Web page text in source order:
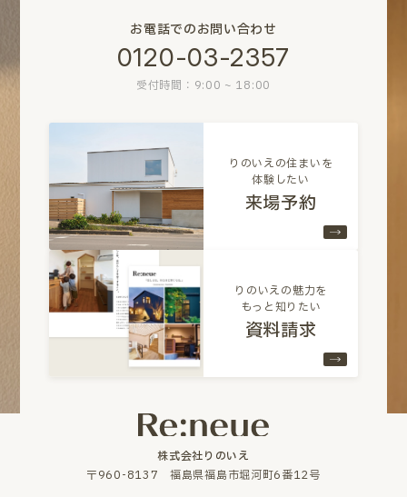
お電話でのお問い合わせ
0120-03-2357
受付時間：9:00 ~ 18:00
りのいえの住まいを
体験したい
来場予約
りのいえの魅力を
もっと知りたい
資料請求
株式会社りのいえ
〒960-8137 福島県福島市堀河町6番12号